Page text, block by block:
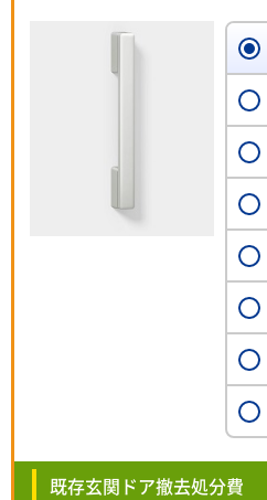
既存玄関ドア撤去処分費